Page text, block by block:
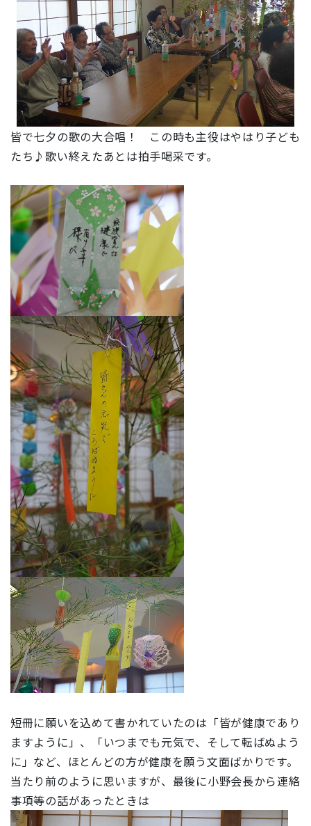
皆で七夕の歌の大合唱！ この時も主役はやはり子ども
たち♪歌い終えたあとは拍手喝采です。
短冊に願いを込めて書かれていたのは「皆が健康であり
ますように」、「いつまでも元気で、そして転ばぬよう
に」など、ほとんどの方が健康を願う文面ばかりです。
当たり前のように思いますが、最後に小野会長から連絡
事項等の話があったときは